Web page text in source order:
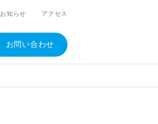
お知らせ アクセス
お問い合わせ